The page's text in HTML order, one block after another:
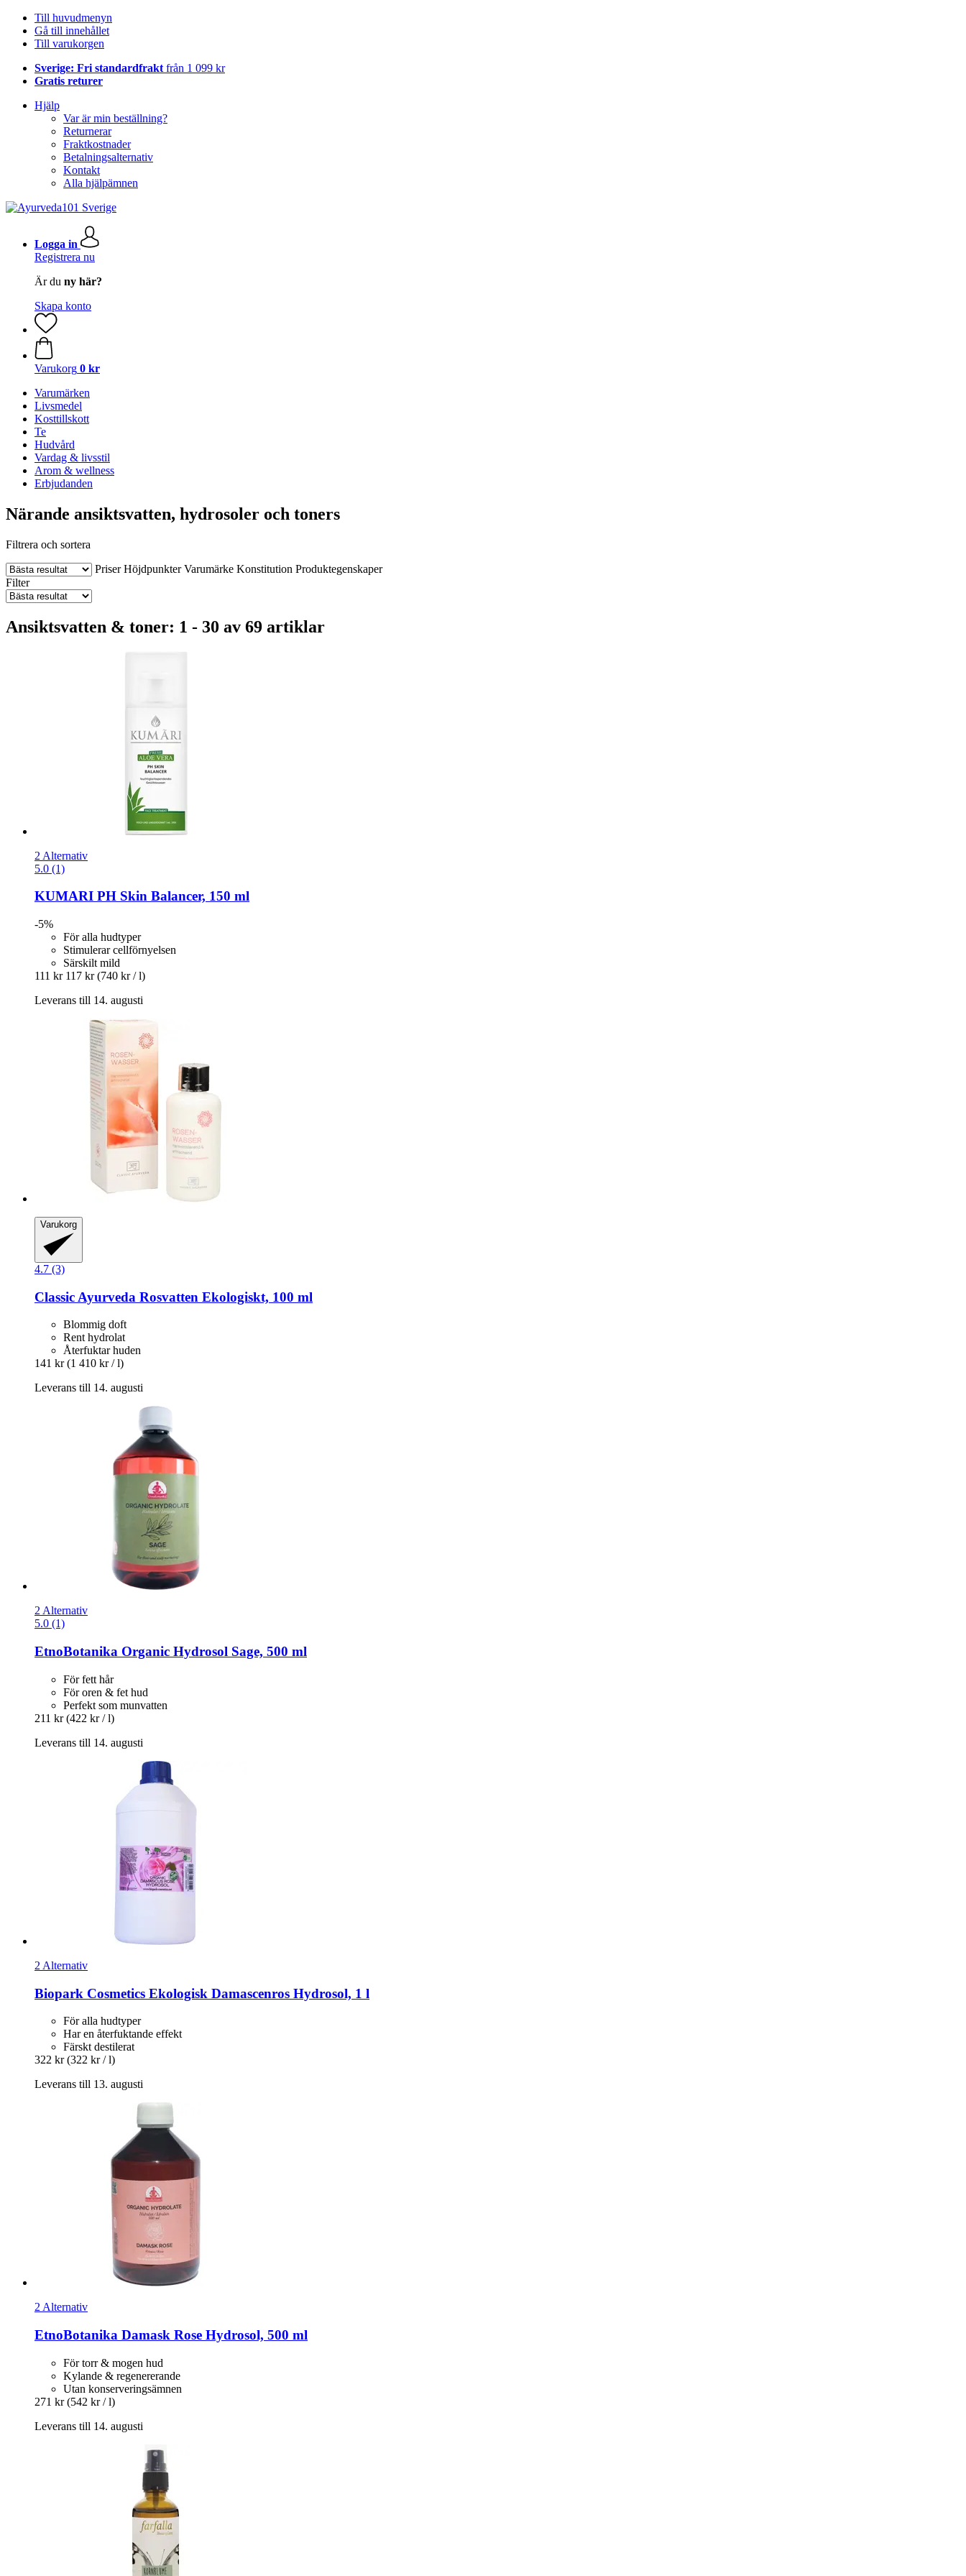
Till huvudmenyn
Gå till innehållet
Till varukorgen
Sverige: Fri standardfrakt från 1 099 kr
Gratis returer
Hjälp
Var är min beställning?
Returnerar
Fraktkostnader
Betalningsalternativ
Kontakt
Alla hjälpämnen
Logga in
Registrera nu
Är du ny här?
Skapa konto
Varukorg 0 kr
Varumärken
Livsmedel
Kosttillskott
Te
Hudvård
Vardag & livsstil
Arom & wellness
Erbjudanden
Närande ansiktsvatten, hydrosoler och toners
Filtrera och sortera
Priser Höjdpunkter Varumärke Konstitution Produktegenskaper
Filter
Ansiktsvatten & toner: 1 - 30 av 69 artiklar
2 Alternativ
5.0 (1)
KUMARI PH Skin Balancer, 150 ml
-5%
För alla hudtyper
Stimulerar cellförnyelsen
Särskilt mild
111 kr 117 kr (740 kr / l)
Leverans till 14. augusti
Varukorg
4.7 (3)
Classic Ayurveda Rosvatten Ekologiskt, 100 ml
Blommig doft
Rent hydrolat
Återfuktar huden
141 kr (1 410 kr / l)
Leverans till 14. augusti
2 Alternativ
5.0 (1)
EtnoBotanika Organic Hydrosol Sage, 500 ml
För fett hår
För oren & fet hud
Perfekt som munvatten
211 kr (422 kr / l)
Leverans till 14. augusti
2 Alternativ
Biopark Cosmetics Ekologisk Damascenros Hydrosol, 1 l
För alla hudtyper
Har en återfuktande effekt
Färskt destilerat
322 kr (322 kr / l)
Leverans till 13. augusti
2 Alternativ
EtnoBotanika Damask Rose Hydrosol, 500 ml
För torr & mogen hud
Kylande & regenererande
Utan konserveringsämnen
271 kr (542 kr / l)
Leverans till 14. augusti